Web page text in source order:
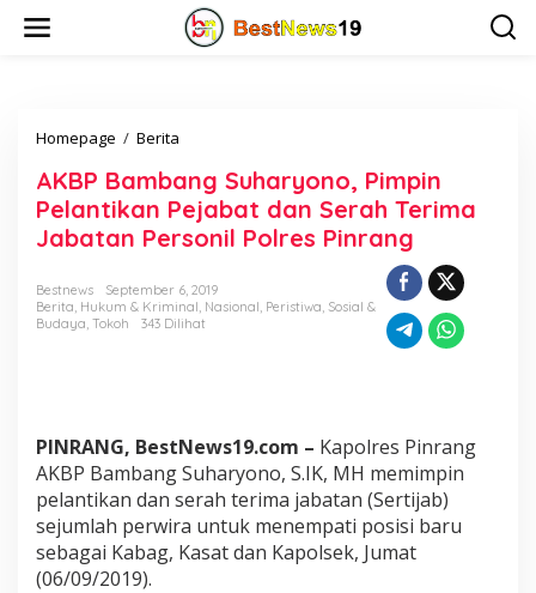
Homepage / Berita
B
P
B
a
b
a
n
a
r
y
o
n
o
AKBP Bambang Suharyono, Pimpin
Pelantikan Pejabat dan Serah Terima
Jabatan Personil Polres Pinrang
Bestnews
September 6, 2019
Berita, Hukum & Kriminal, Nasional, Peristiwa, Sosial &
Budaya, Tokoh 343 Dilihat
PINRANG, BestNews19.com – Kapolres Pinrang
AKBP Bambang Suharyono, S.IK, MH memimpin
pelantikan dan serah terima jabatan (Sertijab)
sejumlah perwira untuk menempati posisi baru
sebagai Kabag, Kasat dan Kapolsek, Jumat
(06/09/2019).